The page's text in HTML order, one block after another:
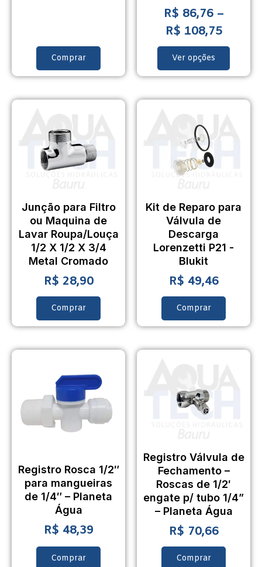
Comprar
R$ 86,76–
R$ 108,75
Ver opções
Junção para Filtro
ou Maquina de
Lavar Roupa/Louça
1/2 X 1/2 X 3/4
Metal Cromado
R$ 28,90
Comprar
Kit de Reparo para
Válvula de
Descarga
Lorenzetti P21 -
Blukit
R$ 49,46
Comprar
Registro Rosca 1/2″
para mangueiras
de 1/4″ – Planeta
Água
R$ 48,39
Comprar
Registro Válvula de
Fechamento –
Roscas de 1/2′
engate p/ tubo 1/4”
– Planeta Água
R$ 70,66
Comprar